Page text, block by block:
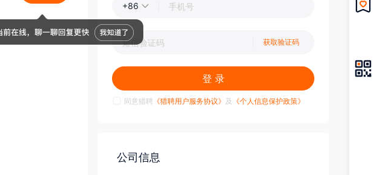
+86
获取验证码
登 录
同意猎聘 《猎聘用户服务协议》 及 《个人信息保护政策》
公司信息